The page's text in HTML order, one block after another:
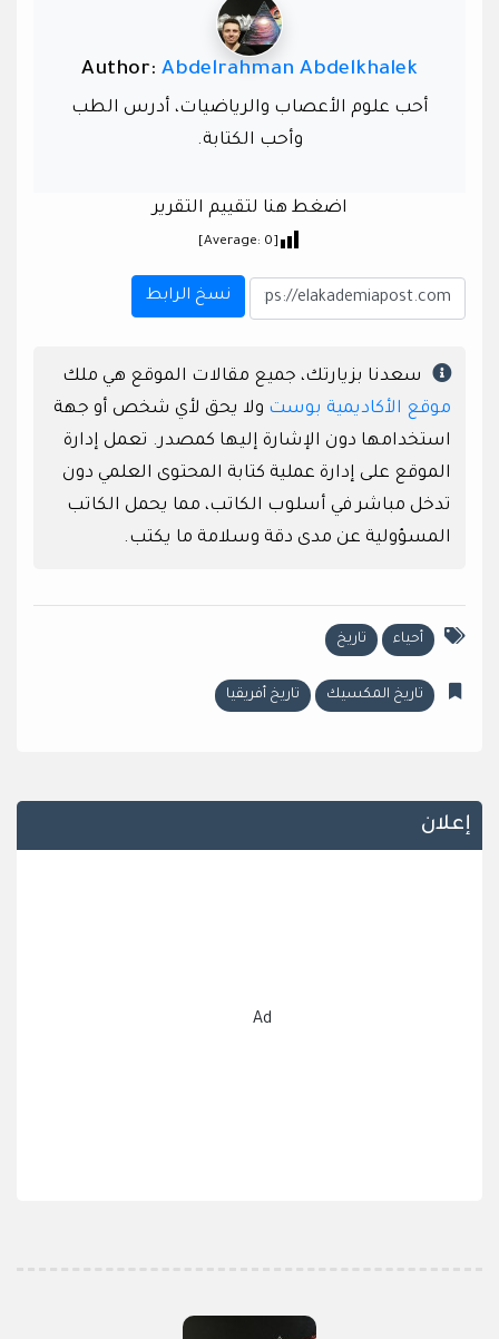
Author: Abdelrahman Abdelkhalek
أحب علوم الأعصاب والرياضيات، أدرس الطب
وأحب الكتابة.
اضغط هنا لتقييم التقرير
[Average:
0
]
نسخ الرابط
سعدنا بزيارتك، جميع مقالات الموقع هي ملك
موقع الأكاديمية بوست ولا يحق لأي شخص أو جهة
استخدامها دون الإشارة إليها كمصدر. تعمل إدارة
الموقع على إدارة عملية كتابة المحتوى العلمي دون
تدخل مباشر في أسلوب الكاتب، مما يحمل الكاتب
المسؤولية عن مدى دقة وسلامة ما يكتب.
أحياء تاريخ
تاريخ المكسيك تاريخ أفريقيا
إعلان
Ad